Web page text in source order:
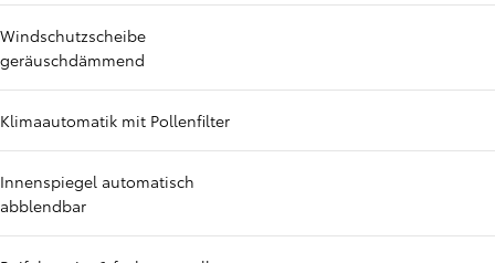
Windschutzscheibe
geräuschdämmend
Klimaautomatik mit Pollenfilter
Innenspiegel automatisch
abblendbar